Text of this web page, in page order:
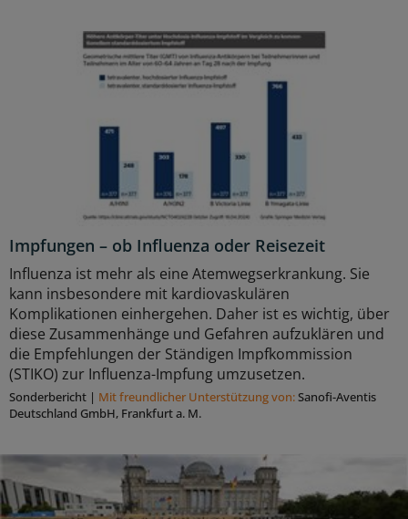
Impfungen – ob Influenza oder Reisezeit
Influenza ist mehr als eine Atemwegserkrankung. Sie
kann insbesondere mit kardiovaskulären
Komplikationen einhergehen. Daher ist es wichtig, über
diese Zusammenhänge und Gefahren aufzuklären und
die Empfehlungen der Ständigen Impfkommission
(STIKO) zur Influenza-Impfung umzusetzen.
Sonderbericht | Mit freundlicher Unterstützung von:Sanofi-Aventis
Deutschland GmbH, Frankfurt a. M.